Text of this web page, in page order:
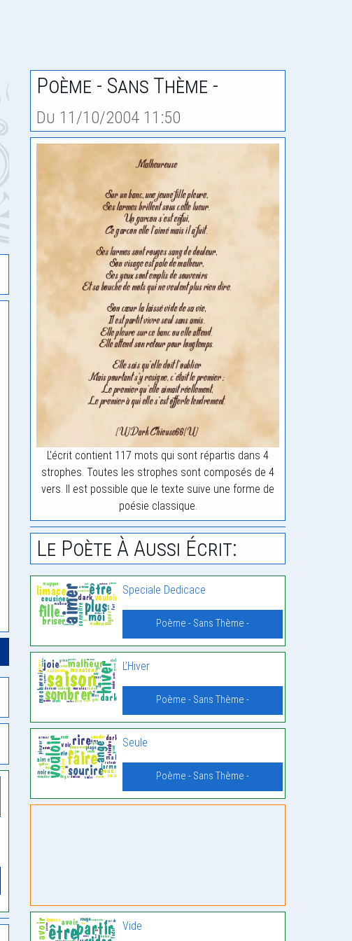
Poème - Sans Thème -
Du 11/10/2004 11:50
L'écrit contient 117 mots qui sont répartis dans 4
strophes. Toutes les strophes sont composés de 4
vers. Il est possible que le texte suive une forme de
poésie classique.
Le Poète À Aussi Écrit:
Speciale Dedicace
Poème - Sans Thème -
L’Hiver
Poème - Sans Thème -
Seule
Poème - Sans Thème -
Vide